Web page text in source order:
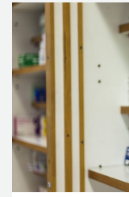
NOS ACTIONS
CONTACT